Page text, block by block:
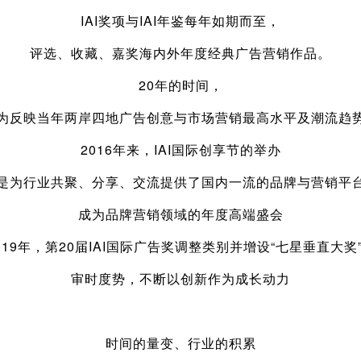
IAI奖项与IAI年鉴每年如期而至，
评选、收藏、嘉奖海内外年度经典广告营销作品。
20年的时间，
反映当年两岸四地广告创意与市场营销最高水平及潮流趋
2016年来，IAI国际创享节的举办
为行业共聚、分享、交流提供了国内一流的品牌与营销平
成为品牌营销领域的年度高端盛会
年，第20届IAI国际广告奖调整类别并增设“七星垂直大奖”
审时度势，不断以创新作为成长动力
时间的量变、行业的积累